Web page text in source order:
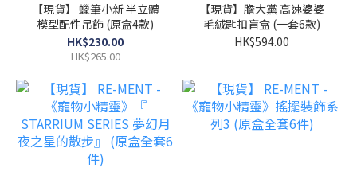
【現貨】 蠟筆小新 半立體
模型配件吊飾 (原盒4款)
HK$230.00
HK$265.00
【現貨】膽大黨 高速婆婆
毛絨匙扣盲盒 (一套6款)
HK$594.00